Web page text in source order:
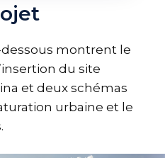
dessous montrent le
du site
et deux schémas
urbaine et le